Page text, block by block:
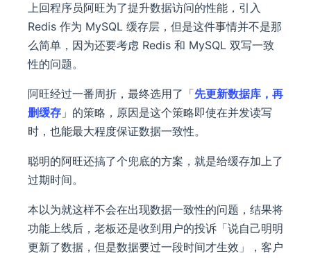
上回程序员阿旺为了提升数据访问的性能，引入
Redis 作为 MySQL 缓存层，但是这件事情并不是那
么简单，因为还要考虑 Redis 和 MySQL 双写一致
性的问题。
阿旺经过一番周折，最终选用了「先更新数据库，再
删缓存 」的策略，原因是这个策略即使在并发读写
时，也能最大程度保证数据一致性。
聪明的阿旺还搞了个兜底的方案，就是给缓存加上了
过期时间。
本以为就这样不会在出现数据一致性的问题，结果将
功能上线后，老板还是收到用户的投诉「说自己明明
更新了数据，但是数据要过一段时间才生效」，客户